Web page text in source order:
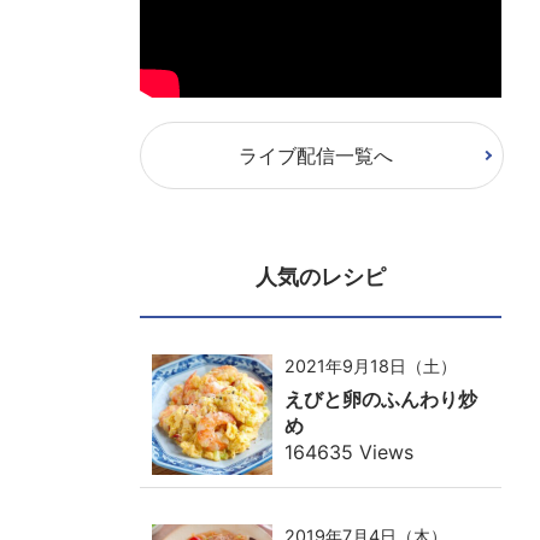
ライブ配信一覧へ
人気のレシピ
2021年9月18日（土）
えびと卵のふんわり炒
め
164635 Views
2019年7月4日（木）